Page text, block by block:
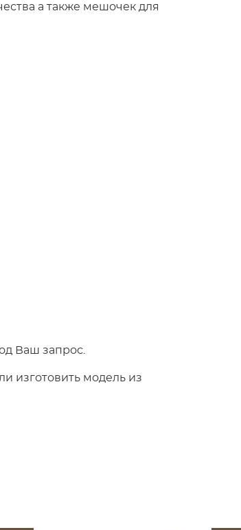
а также мешочек для
Ваш запрос.
изготовить модель из